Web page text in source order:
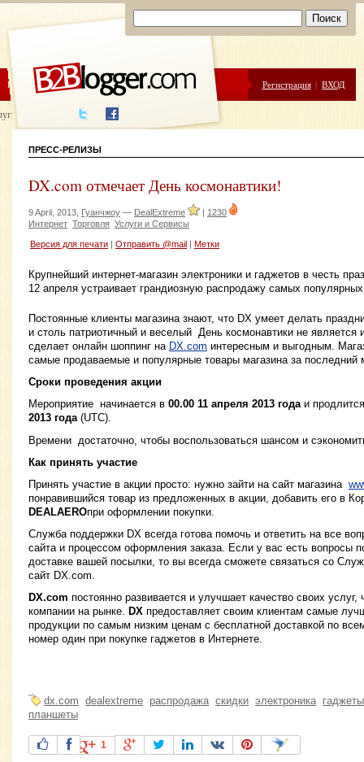
ЦЕНЫ ПОМОЩЬ Регистрация | ВХОД
написания
ПРЕСС-РЕЛИЗЫ
DX.com отмечает День космонавтики!
9 April, 2013, Гуанчжоу — DealExtreme | 1230
Интернет Торговля Услуги и Сервисы
Версия для печати Отправить @mail Метки
Крупнейший интернет-магазин электроники и гаджетов в честь
12 апреля устраивает грандиозную распродажу самых
Постоянные клиенты магазина знают, что DX умеет делать
и столь патриотичный и веселый День космонавтики не
сделает онлайн шоппинг на DX.com интересным и выгодным.
самые продаваемые и популярные товары магазина за последний
Сроки проведения акции
Мероприятие начинается в 00.00 11 апреля 2013 годаи
2013 года(UTC).
Времени достаточно, чтобы воспользоваться шансом и
Как принять участие
Принять участие в акции просто: нужно зайти на сайт магазина
понравившийся товар из предложенных в акции, добавить его в
DEALAEROпри оформлении покупки.
Служба поддержки DX всегда готова помочь и ответить на все
сайта и процессом оформления заказа. Если у вас есть вопросы
доставке вашей посылки, то вы всегда сможете связаться со
сайт DX.com.
DX.com постоянно развивается и улучшает качество своих услуг,
компании на рынке. DX предоставляет своим клиентам самые
продукции по самым низким ценам с бесплатной доставкой по
номер один при покупке гаджетов в Интернете.
dx.com dealextreme распродажа скидки электроника гаджеты
планшеты
1